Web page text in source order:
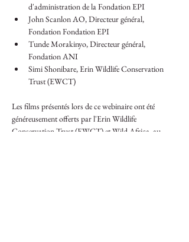
d'administration de la Fondation EPI
John Scanlon AO, Directeur général,
Fondation Fondation EPI
Tunde Morakinyo, Directeur général,
Fondation ANI
Simi Shonibare, Erin Wildlife Conservation
Trust (EWCT)
Les films présentés lors de ce webinaire ont été
généreusement offerts par l'Erin Wildlife
Conservation Trust (EWCT) et Wild Africa, au